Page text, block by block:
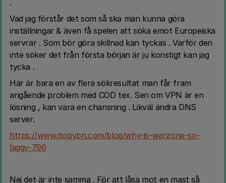
.
Vad jag förstår det som så ska man kunna göra
inställningar & även få spelen att söka emot Europeiska
servrar . Som bör göra skillnad kan tyckas . Varför den
inte söker det från första början är ju konstigt kan jag
tycka .
Här är bara en av flera sökresultat man får fram
angående problem med COD tex. Sen om VPN är en
lösning , kan vara en chansning . Likväl ändra DNS
server.
https://www.itopvpn.com/blog/why-is-warzone-so-
laggy-796
Nej det är inte samma . För att låsa mot en mast så